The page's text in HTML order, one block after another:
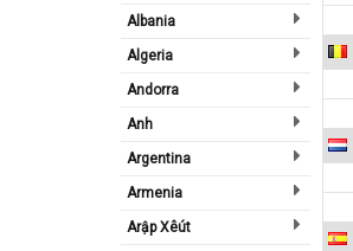
Albania
Algeria
Andorra
Anh
Argentina
Armenia
Arập Xêút